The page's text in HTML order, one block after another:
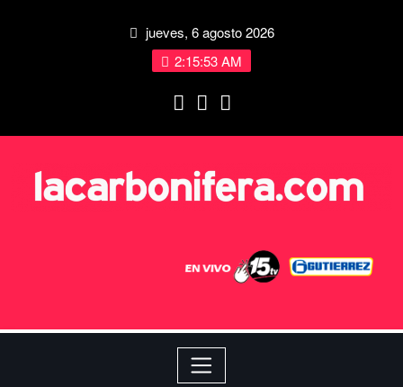
jueves, 6 agosto 2026
2:15:54 AM